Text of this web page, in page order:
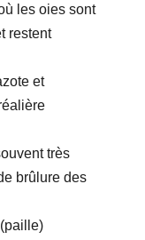
les oies sont
restent
et
très
brûlure des